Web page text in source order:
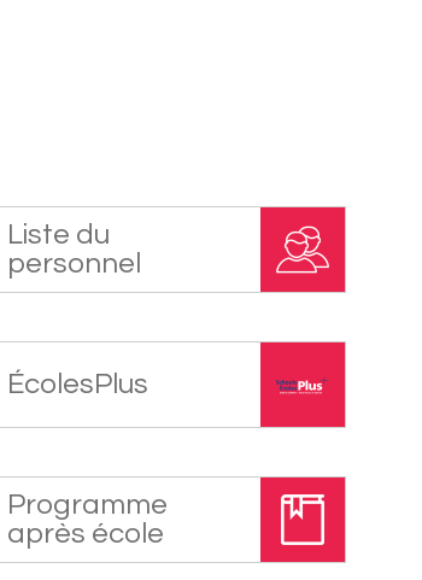
Liste du
personnel
ÉcolesPlus
Programme
après école